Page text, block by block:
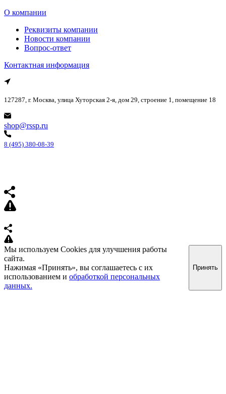
О компании
Реквизиты компании
Новости компании
Вопрос-ответ
Контактная информация
127287, г. Москва, улица Хуторская 2-я, дом 29, строение 1, помещение 18
shop@rssp.ru
8 (495) 380-08-39
Мы используем Cookies для улучшения работы
сайта.
Нажимая «Принять», вы соглашаетесь с их
использованием и обработкой персональных
данных.
Принять